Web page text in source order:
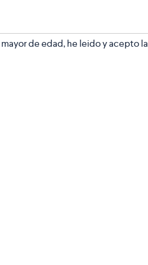
mayor de edad, he leido y acepto la